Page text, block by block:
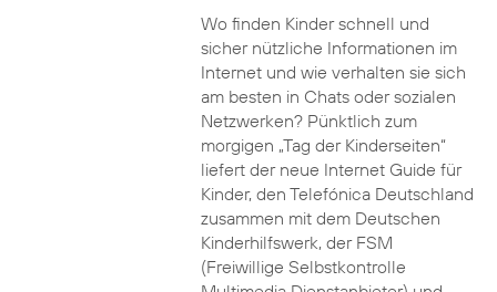
Wo finden Kinder schnell und
sicher nützliche Informationen im
Internet und wie verhalten sie sich
am besten in Chats oder sozialen
Netzwerken? Pünktlich zum
morgigen „Tag der Kinderseiten“
liefert der neue Internet Guide für
Kinder, den Telefónica Deutschland
zusammen mit dem Deutschen
Kinderhilfswerk, der FSM
(Freiwillige Selbstkontrolle